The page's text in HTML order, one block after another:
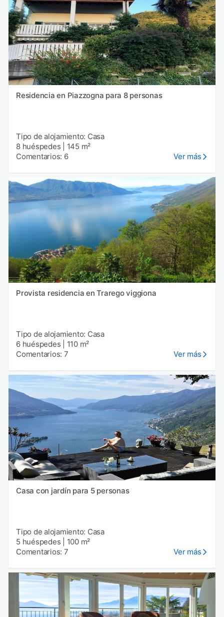
Residencia en Piazzogna para 8 personas
Tipo de alojamiento: Casa
8 huéspedes
145 m²
Comentarios: 6
Ver más
Provista residencia en Trarego viggiona
Tipo de alojamiento: Casa
6 huéspedes
110 m²
Comentarios: 7
Ver más
Casa con jardín para 5 personas
Tipo de alojamiento: Casa
5 huéspedes
100 m²
Comentarios: 7
Ver más